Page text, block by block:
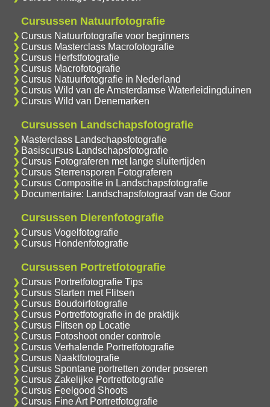
Cursussen Natuurfotografie
Cursus Natuurfotografie voor beginners
Cursus Masterclass Macrofotografie
Cursus Herfstfotografie
Cursus Macrofotografie
Cursus Natuurfotografie in Nederland
Cursus Wild van de Amsterdamse Waterleidingduinen
Cursus Wild van Denemarken
Cursussen Landschapsfotografie
Masterclass Landschapsfotografie
Basiscursus Landschapsfotografie
Cursus Fotograferen met lange sluitertijden
Cursus Sterrensporen Fotograferen
Cursus Compositie in Landschapsfotografie
Documentaire: Landschapsfotograaf van de Goor
Cursussen Dierenfotografie
Cursus Vogelfotografie
Cursus Hondenfotografie
Cursussen Portretfotografie
Cursus Portretfotografie Tips
Cursus Starten met Flitsen
Cursus Boudoirfotografie
Cursus Portretfotografie in de praktijk
Cursus Flitsen op Locatie
Cursus Fotoshoot onder controle
Cursus Verhalende Portretfotografie
Cursus Naaktfotografie
Cursus Spontane portretten zonder poseren
Cursus Zakelijke Portretfotografie
Cursus Feelgood Shoots
Cursus Fine Art Portretfotografie